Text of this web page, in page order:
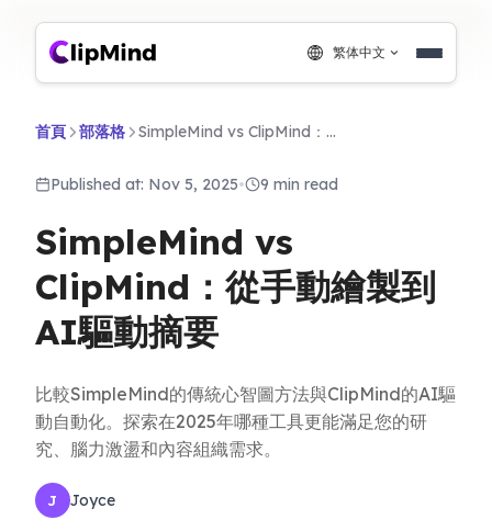
繁体中文
首頁 部落格 SimpleMind vs ClipMind：從手動繪製到AI驅動摘要
Published at: Nov 5, 2025• 9 min read
SimpleMind vs
ClipMind：從手動繪製到
AI驅動摘要
比較SimpleMind的傳統心智圖方法與ClipMind的AI驅
動自動化。探索在2025年哪種工具更能滿足您的研
究、腦力激盪和內容組織需求。
J Joyce